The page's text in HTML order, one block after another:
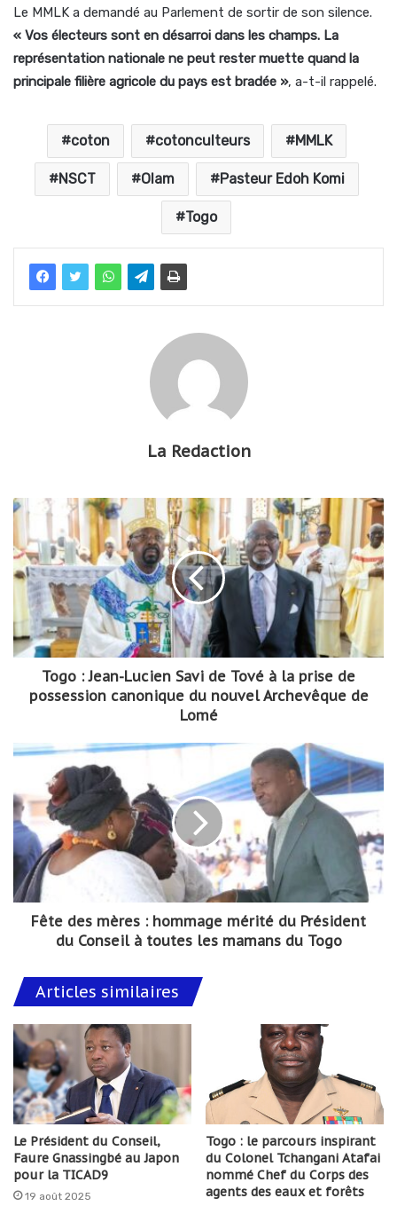
Le MMLK a demandé au Parlement de sortir de son silence.
« Vos électeurs sont en désarroi dans les champs. La
représentation nationale ne peut rester muette quand la
principale filière agricole du pays est bradée », a-t-il rappelé.
coton cotonculteurs MMLK
NSCT Olam Pasteur Edoh Komi
Togo
La Redaction
Togo : Jean-Lucien Savi de Tové à la prise de
possession canonique du nouvel Archevêque de
Lomé
Fête des mères : hommage mérité du Président
du Conseil à toutes les mamans du Togo
Articles similaires
Le Président du Conseil,
Faure Gnassingbé au Japon
pour la TICAD9
19 août 2025
Togo : le parcours inspirant
du Colonel Tchangani Atafai
nommé Chef du Corps des
agents des eaux et forêts